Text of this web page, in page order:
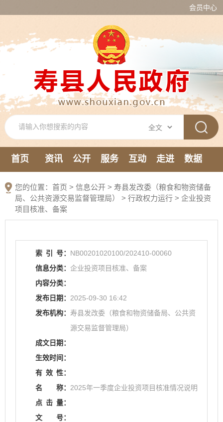
会员中心
首页 资讯 公开 服务 互动 走进
数据
您的位置： 首页 > 信息公开 > 寿县发改委（粮食和物资储备
局、公共资源交易监督管理局） > 行政权力运行 > 企业投资
项目核准、备案
索 引 号： NB00201020100/202410-00060
信息分类： 企业投资项目核准、备案
内容分类：
发布日期： 2025-09-30 16:42
发布机构： 寿县发改委（粮食和物资储备局、公共资
源交易监督管理局）
成文日期：
生效时间：
有 效 性：
名
称： 2025年一季度企业投资项目核准情况说明
点 击 量：
文
号：